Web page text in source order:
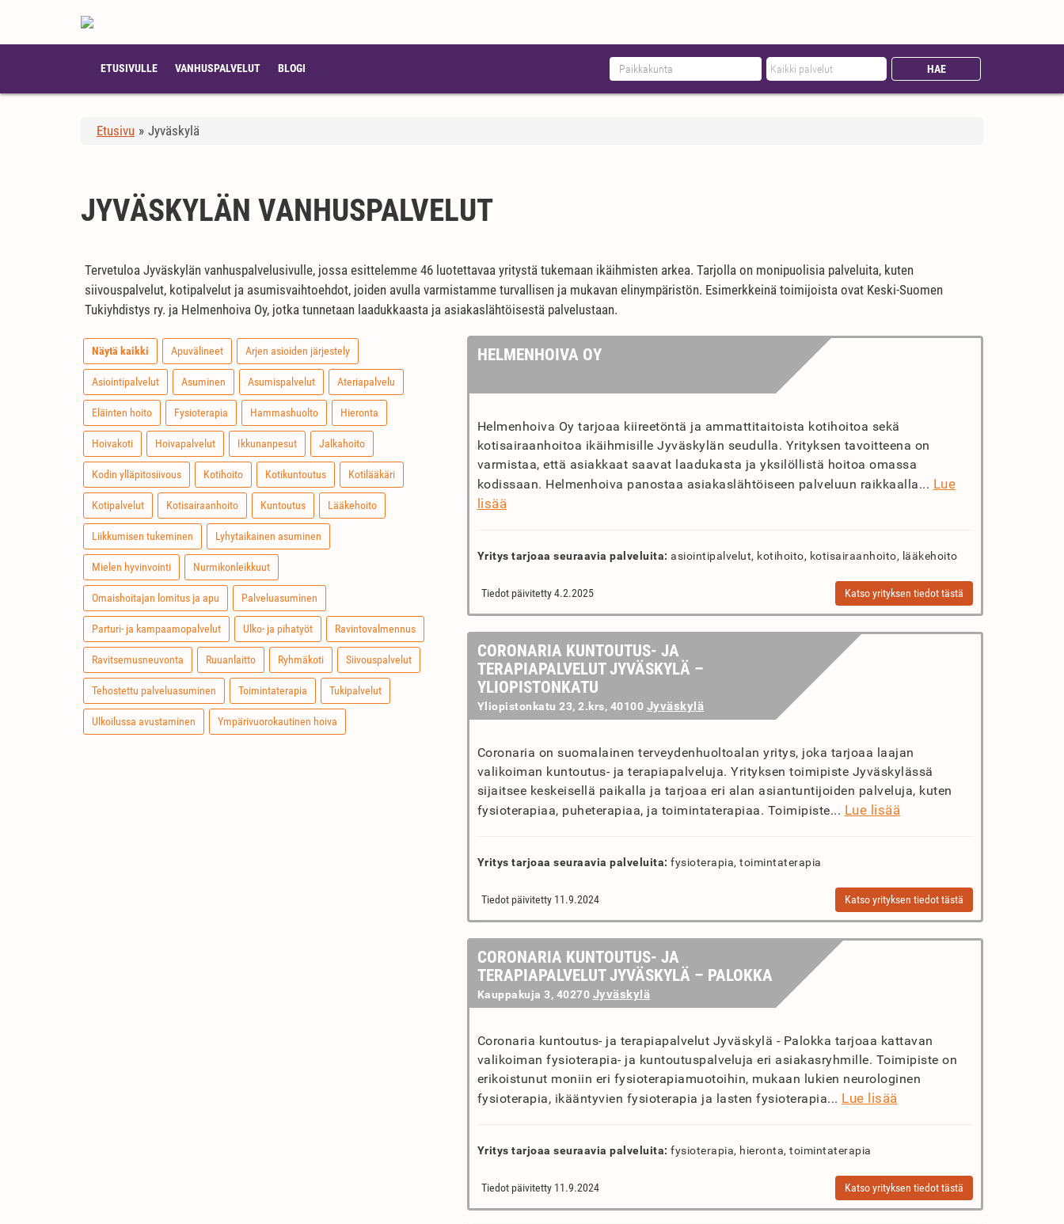
ETUSIVULLE VANHUSPALVELUT BLOGI
Etusivu » Jyväskylä
JYVÄSKYLÄN VANHUSPALVELUT
Tervetuloa Jyväskylän vanhuspalvelusivulle, jossa esittelemme 46 luotettavaa yritystä tukemaan ikäihmisten arkea. Tarjolla on monipuolisia palveluita, kuten
siivouspalvelut, kotipalvelut ja asumisvaihtoehdot, joiden avulla varmistamme turvallisen ja mukavan elinympäristön. Esimerkkeinä toimijoista ovat Keski-Suomen
Tukiyhdistys ry. ja Helmenhoiva Oy, jotka tunnetaan laadukkaasta ja asiakaslähtöisestä palvelustaan.
Näytä kaikki Apuvälineet Arjen asioiden järjestely
Asiointipalvelut Asuminen Asumispalvelut Ateriapalvelu
Eläinten hoito Fysioterapia Hammashuolto Hieronta
Hoivakoti Hoivapalvelut Ikkunanpesut Jalkahoito
Kodin ylläpitosiivous Kotihoito Kotikuntoutus Kotilääkäri
Kotipalvelut Kotisairaanhoito Kuntoutus Lääkehoito
Liikkumisen tukeminen Lyhytaikainen asuminen
Mielen hyvinvointi Nurmikonleikkuut
Omaishoitajan lomitus ja apu Palveluasuminen
Parturi- ja kampaamopalvelut Ulko- ja pihatyöt Ravintovalmennus
Ravitsemusneuvonta Ruuanlaitto Ryhmäkoti Siivouspalvelut
Tehostettu palveluasuminen Toimintaterapia Tukipalvelut
Ulkoilussa avustaminen Ympärivuorokautinen hoiva
HELMENHOIVA OY
Helmenhoiva Oy tarjoaa kiireetöntä ja ammattitaitoista kotihoitoa sekä
kotisairaanhoitoa ikäihmisille Jyväskylän seudulla. Yrityksen tavoitteena on
varmistaa, että asiakkaat saavat laadukasta ja yksilöllistä hoitoa omassa
kodissaan. Helmenhoiva panostaa asiakaslähtöiseen palveluun raikkaalla... Lue
lisää
Yritys tarjoaa seuraavia palveluita: asiointipalvelut, kotihoito, kotisairaanhoito, lääkehoito
Tiedot päivitetty 4.2.2025 Katso yrityksen tiedot tästä
CORONARIA KUNTOUTUS- JA
TERAPIAPALVELUT JYVÄSKYLÄ –
YLIOPISTONKATU
Yliopistonkatu 23, 2.krs, 40100 Jyväskylä
Coronaria on suomalainen terveydenhuoltoalan yritys, joka tarjoaa laajan
valikoiman kuntoutus- ja terapiapalveluja. Yrityksen toimipiste Jyväskylässä
sijaitsee keskeisellä paikalla ja tarjoaa eri alan asiantuntijoiden palveluja, kuten
fysioterapiaa, puheterapiaa, ja toimintaterapiaa. Toimipiste... Lue lisää
Yritys tarjoaa seuraavia palveluita: fysioterapia, toimintaterapia
Tiedot päivitetty 11.9.2024 Katso yrityksen tiedot tästä
CORONARIA KUNTOUTUS- JA
TERAPIAPALVELUT JYVÄSKYLÄ – PALOKKA
Kauppakuja 3, 40270 Jyväskylä
Coronaria kuntoutus- ja terapiapalvelut Jyväskylä - Palokka tarjoaa kattavan
valikoiman fysioterapia- ja kuntoutuspalveluja eri asiakasryhmille. Toimipiste on
erikoistunut moniin eri fysioterapiamuotoihin, mukaan lukien neurologinen
fysioterapia, ikääntyvien fysioterapia ja lasten fysioterapia... Lue lisää
Yritys tarjoaa seuraavia palveluita: fysioterapia, hieronta, toimintaterapia
Tiedot päivitetty 11.9.2024 Katso yrityksen tiedot tästä